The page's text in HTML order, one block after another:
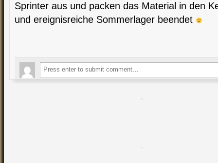
Sprinter aus und packen das Material in den
und ereignisreiche Sommerlager beendet